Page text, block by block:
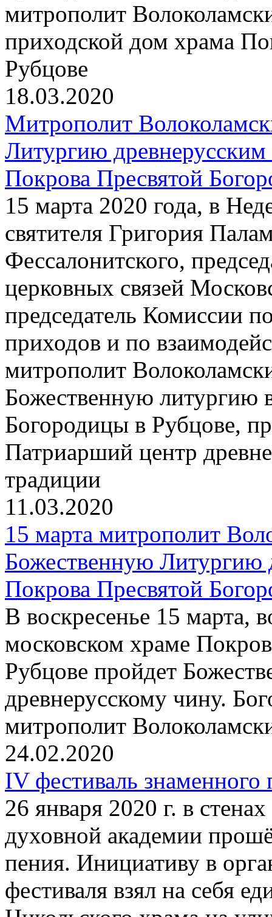
митрополит
приходской дом храма
Рубцове
18.03.2020
Митрополит
Литургию
Покрова Пресвятой
15 марта 2020 года, в
святителя Григория
Фессалонитского,
церковных связей
председатель Комиссии
приходов и по
митрополит
Божественную литургию
Богородицы в Рубцове,
Патриарший центр
традиции
11.03.2020
15 марта митрополит
Божественную Литургию
Покрова Пресвятой
В воскресенье 15 марта,
московском храме
Рубцове пройдет
древнерусскому чину.
митрополит
24.02.2020
IV фестиваль
26 января 2020 г. в
духовной академии
пения. Инициативу в
фестиваля взял на себя